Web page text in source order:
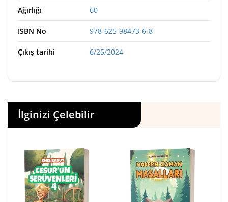
Ağırlığı 60
ISBN No 978-625-98473-6-8
Çıkış tarihi 6/25/2024
İlginizi Çelebilir